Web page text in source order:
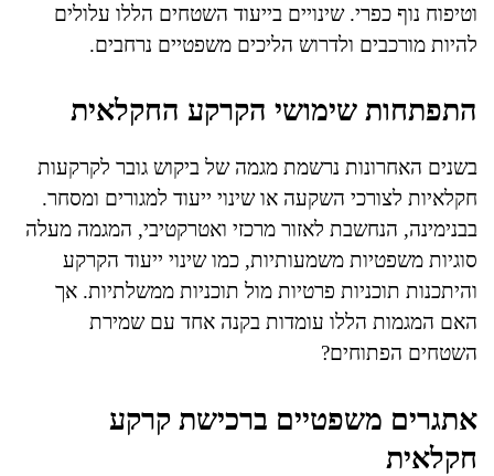
וטיפוח נוף כפרי. שינויים בייעוד השטחים הללו עלולים
להיות מורכבים ולדרוש הליכים משפטיים נרחבים.
התפתחות שימושי הקרקע החקלאית
בשנים האחרונות נרשמת מגמה של ביקוש גובר לקרקעות
חקלאיות לצורכי השקעה או שינוי ייעוד למגורים ומסחר.
בבנימינה, הנחשבת לאזור מרכזי ואטרקטיבי, המגמה מעלה
סוגיות משפטיות משמעותיות, כמו שינוי ייעוד הקרקע
והיתכנות תוכניות פרטיות מול תוכניות ממשלתיות. אך
האם המגמות הללו עומדות בקנה אחד עם שמירת
השטחים הפתוחים?
אתגרים משפטיים ברכישת קרקע
חקלאית